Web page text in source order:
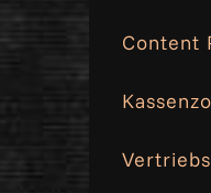
Content